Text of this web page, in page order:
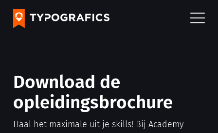
Download de
opleidingsbrochure
Haal het maximale uit je skills! Bij Academy